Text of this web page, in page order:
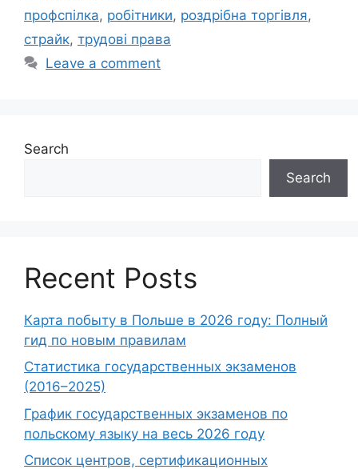
профспілка, робітники, роздрібна торгівля,
страйк, трудові права
Leave a comment
Search
Search
Recent Posts
Карта побыту в Польше в 2026 году: Полный
гид по новым правилам
Статистика государственных экзаменов
(2016–2025)
График государственных экзаменов по
польскому языку на весь 2026 году
Список центров, сертификационных